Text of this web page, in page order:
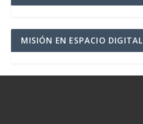
MISIÓN EN ESPACIO DIGITAL